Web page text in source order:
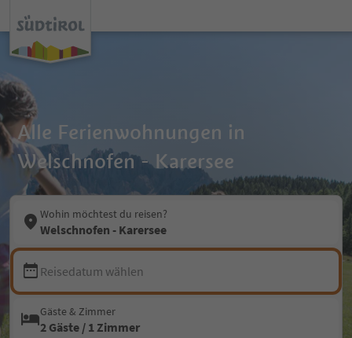
Alle Ferienwohnungen in
Welschnofen - Karersee
Wohin möchtest du reisen?
Welschnofen - Karersee
Reisedatum wählen
Gäste & Zimmer
2 Gäste / 1 Zimmer